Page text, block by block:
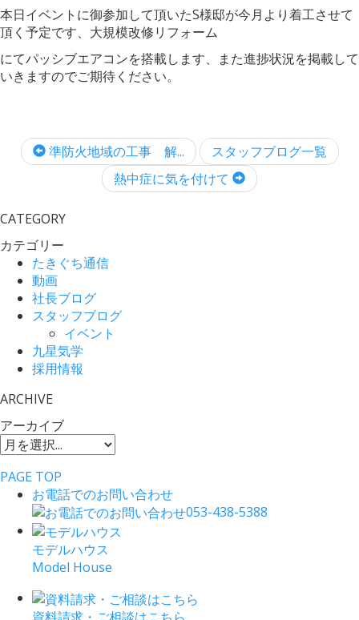
本日イベントに御参加して頂いたS様邸が今月より着工させて
頂く予定です、大規模改修リフォーム
にてパッシブエアコンを搭載します、また進捗状況を掲載して
いきますのでご期待ください。
準防火地域の工事 解...
スタッフブログ一覧
熱中症に気を付けて
CATEGORY
カテゴリー
たきぐち通信
動画
社長ブログ
スタッフブログ
イベント
九星気学
採用情報
ARCHIVE
アーカイブ
PAGE TOP
お電話でのお問い合わせ
053-438-5388
モデルハウス
Model House